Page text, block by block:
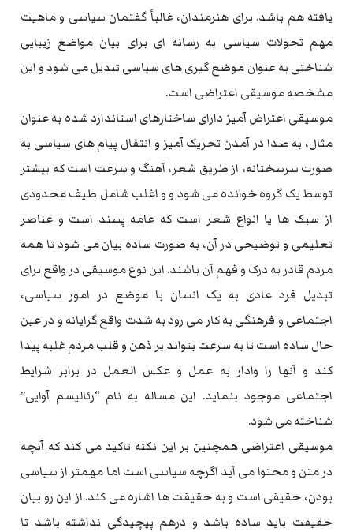
یافته هم باشد. برای هنرمندان، غالباً گفتمان سیاسی و ماهیت
مهم تحولات سیاسی به رسانه ای برای بیان مواضع زیبایی
شناختی به عنوان موضع گیری های سیاسی تبدیل می شود و این
مشخصه موسیقی اعتراضی است.
موسیقی اعتراض آمیز دارای ساختارهای استاندارد شده به عنوان
مثال، به صدا در آمدن تحریک آمیز و انتقال پیام های سیاسی به
صورت سرسختانه، از طریق شعر، آهنگ و سرعت است که بیشتر
توسط یک گروه خوانده می شود و و اغلب شامل طیف محدودی
از سبک ها یا انواع شعر است که عامه پسند است و عناصر
تعلیمی و توضیحی در آن، به صورت ساده بیان می شود تا همه
مردم قادر به درک و فهم آن باشند. این نوع موسیقی در واقع برای
تبدیل فرد عادی به یک انسان با موضع در امور سیاسی،
اجتماعی و فرهنگی به کار می رود به شدت واقع گرایانه و در عین
حال ساده است تا به سرعت بتواند بر ذهن و قلب مردم غلبه پیدا
کند و آنها را وادار به عمل و عکس العمل در برابر شرایط
اجتماعی موجود بنماید. این مساله به نام “رئالیسم آوایی”
شناخته می شود.
موسیقی اعتراضی همچنین بر این نکته تاکید می کند که آنچه
در متن و محتوا می آید اگرچه سیاسی است اما مهمتر از سیاسی
بودن، حقیقی است و به حقیقت ها اشاره می کند. از این رو بیان
حقیقت باید ساده باشد و درهم پیچیدگی نداشته باشد تا